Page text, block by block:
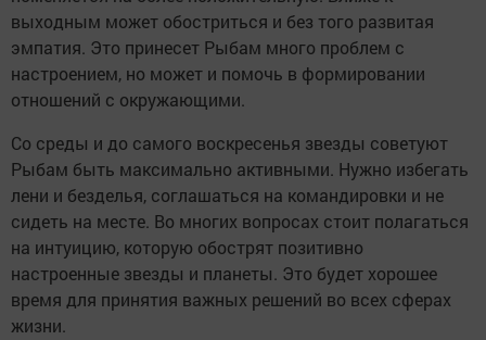
выходным может обостриться и без того развитая
эмпатия. Это принесет Рыбам много проблем с
настроением, но может и помочь в формировании
отношений с окружающими.
Со среды и до самого воскресенья звезды советуют
Рыбам быть максимально активными. Нужно избегать
лени и безделья, соглашаться на командировки и не
сидеть на месте. Во многих вопросах стоит полагаться
на интуицию, которую обострят позитивно
настроенные звезды и планеты. Это будет хорошее
время для принятия важных решений во всех сферах
жизни.